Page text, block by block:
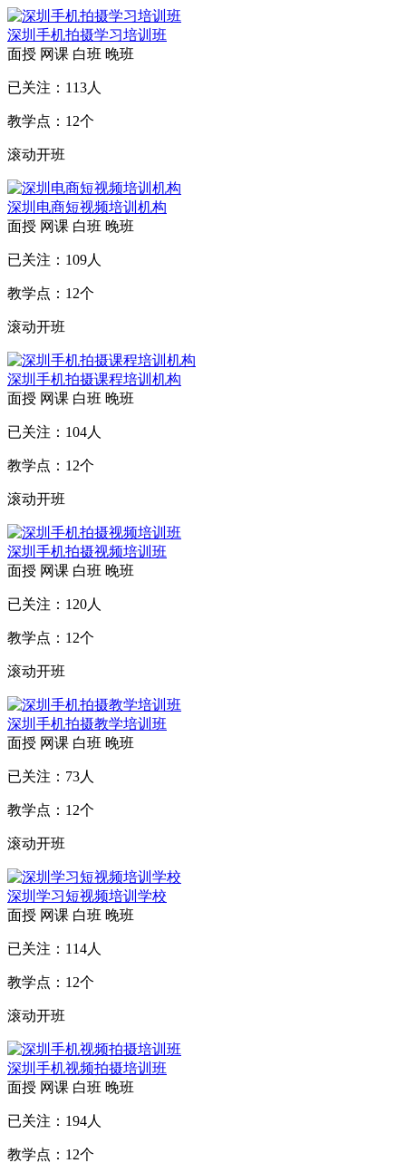
深圳手机拍摄学习培训班
面授 网课 白班 晚班
已关注： 113人
教学点： 12个
滚动开班
深圳电商短视频培训机构
面授 网课 白班 晚班
已关注： 109人
教学点： 12个
滚动开班
深圳手机拍摄课程培训机构
面授 网课 白班 晚班
已关注： 104人
教学点： 12个
滚动开班
深圳手机拍摄视频培训班
面授 网课 白班 晚班
已关注： 120人
教学点： 12个
滚动开班
深圳手机拍摄教学培训班
面授 网课 白班 晚班
已关注： 73人
教学点： 12个
滚动开班
深圳学习短视频培训学校
面授 网课 白班 晚班
已关注： 114人
教学点： 12个
滚动开班
深圳手机视频拍摄培训班
面授 网课 白班 晚班
已关注： 194人
教学点： 12个